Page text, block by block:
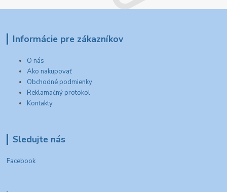
Informácie pre zákazníkov
O nás
Ako nakupovať
Obchodné podmienky
Reklamačný protokol
Kontakty
Sledujte nás
Facebook